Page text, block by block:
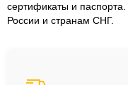
сертификаты и
России и странам СНГ.